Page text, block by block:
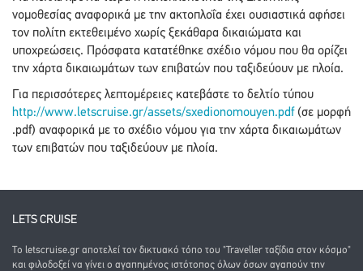
νομοθεσίας αναφορικά με την ακτοπλοΐα έχει ουσιαστικά αφήσει
τον πολίτη εκτεθειμένο χωρίς ξεκάθαρα δικαιώματα και
υποχρεώσεις. Πρόσφατα κατατέθηκε σχέδιο νόμου που θα ορίζει
την χάρτα δικαιωμάτων των επιβατών που ταξιδεύουν με πλοία.
Για περισσότερες λεπτομέρειες κατεβάστε το δελτίο τύπου
http://www.letscruise.gr/assets/sxedionomouyen.pdf(σε μορφή
.pdf) αναφορικά με το σχέδιο νόμου για την χάρτα δικαιωμάτων
των επιβατών που ταξιδεύουν με πλοία.
LETS CRUISE
Το letscruise.gr αποτελεί τον δικτυακό τόπο του "Traveller ταξίδια στον κόσμο"
και φιλοδοξεί να γίνει ο αγαπημένος ιστότοπος όλων όσων αγαπούν την